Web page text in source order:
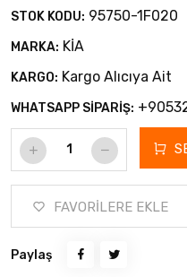
STOK KODU: 95750-1F020
MARKA: KİA
KARGO: Kargo Alıcıya Ait
WHATSAPP SİPARİŞ:
FAVORİLERE EKLE
Paylaş